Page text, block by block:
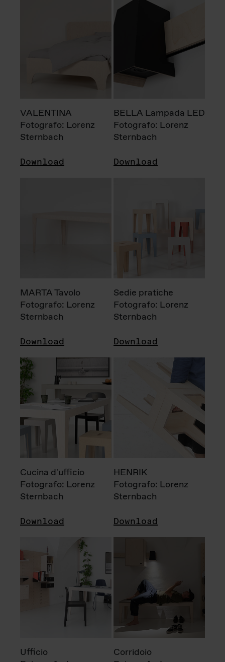
VALENTINA
Fotografo: Lorenz
Sternbach
Download
BELLA Lampada LED
Fotografo: Lorenz
Sternbach
Download
MARTA Tavolo
Fotografo: Lorenz
Sternbach
Download
Sedie pratiche
Fotografo: Lorenz
Sternbach
Download
Cucina d'ufficio
Fotografo: Lorenz
Sternbach
Download
HENRIK
Fotografo: Lorenz
Sternbach
Download
Ufficio
Corridoio